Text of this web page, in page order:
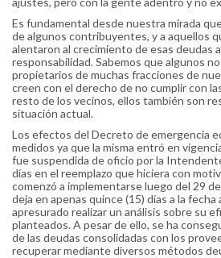
Es fundamental desde nuestra mirada
de algunos contribuyentes, y a aquellos
alentaron al crecimiento de esas deudas
responsabilidad. Sabemos que algunos
propietarios de muchas fracciones de
creen con el derecho de no cumplir con
resto de los vecinos, ellos también son
situación actual.
Los efectos del Decreto de emergencia
medidos ya que la misma entró en
fue suspendida de oficio por la
días en el reemplazo que hiciera con
comenzó a implementarse luego del 29
deja en apenas quince (15) días a la fecha
apresurado realizar un análisis sobre su
planteados. A pesar de ello, se ha
de las deudas consolidadas con los
recuperar mediante diversos métodos